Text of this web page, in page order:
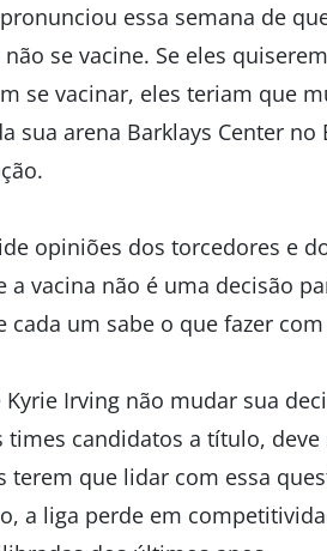
essa semana de
não se vacine. Se eles
se vacinar, eles teriam que
sua arena Barklays Center
opiniões dos torcedores e
a vacina não é uma decisão
cada um sabe o que fazer
Kyrie Irving não mudar sua
times candidatos a título,
terem que lidar com essa
a liga perde em